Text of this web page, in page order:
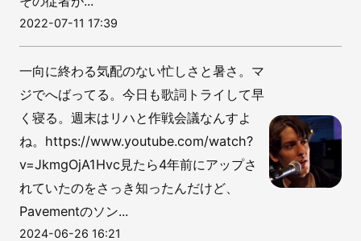
2022-07-11 17:39
一向に終わる気配のない忙しさと暑さ。マ
ジでへばってる。今日も歌詞トライして早
く寝る。週末はリハと作戦会議なんすよ
ね。https://www.youtube.com/watch?
v=JkmgOjA1Hvc見たら4年前にアップさ
れていたのをさっき知ったんだけど、
Pavementのソン...
2024-06-26 16:21